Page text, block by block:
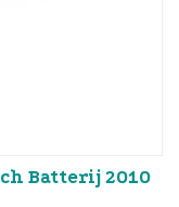
Batterij 2010